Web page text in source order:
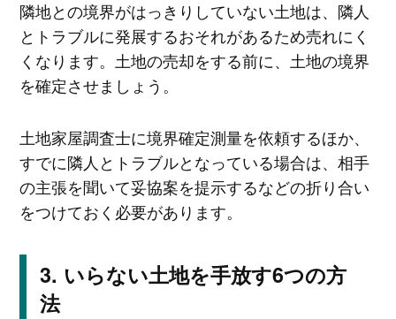
隣地との境界がはっきりしていない土地は、隣人
とトラブルに発展するおそれがあるため売れにく
くなります。土地の売却をする前に、土地の境界
を確定させましょう。
土地家屋調査士に境界確定測量を依頼するほか、
すでに隣人とトラブルとなっている場合は、相手
の主張を聞いて妥協案を提示するなどの折り合い
をつけておく必要があります。
いらない土地を手放す6つの方
法